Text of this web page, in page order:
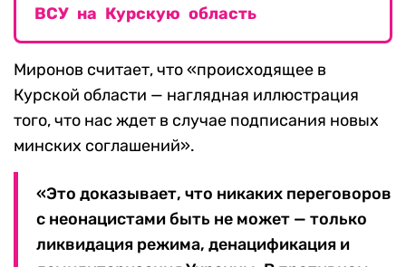
ВСУ на Курскую область
Миронов считает, что «происходящее в
Курской области — наглядная иллюстрация
того, что нас ждет в случае подписания новых
минских соглашений».
«Это доказывает, что никаких переговоров
с неонацистами быть не может — только
ликвидация режима, денацификация и